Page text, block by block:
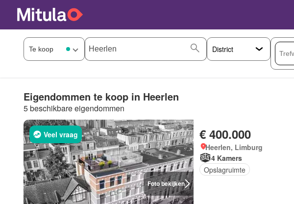
Eigendommen te koop in Heerlen
5 beschikbare eigendommen
Foto bekijken
Veel vraag € 400.000
Heerlen, Limburg
4 Kamers
Opslagruimte